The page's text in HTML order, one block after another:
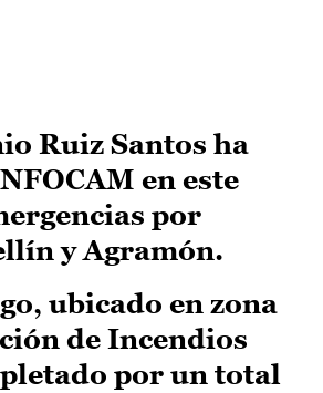
Ruiz Santos ha
en este
por
y Agramón.
ubicado en zona
de Incendios
por un total